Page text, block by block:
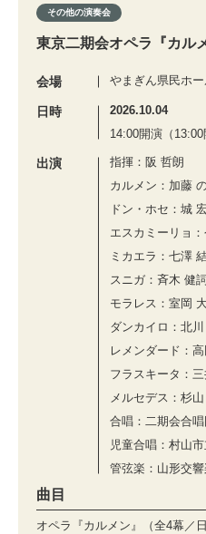
その他の演奏会
東京二期会オペラ『カル
会場 やまぎん県民ホ
日時
2026.10.04
14:00開演（13:00
出演
指揮：阪 哲朗
カルメン：加藤
ドン・ホセ：城
エスカミーリョ
ミカエラ：七澤
スニガ：⻫⽊ 健詞
モラレス：室岡
ダンカイロ：北
レメンダード：⾼
フラスキータ：
メルセデス：杉
合唱：二期会合唱
児童合唱：村⼭
管弦楽：山形交響
曲目
オペラ『カルメン』（全4幕／